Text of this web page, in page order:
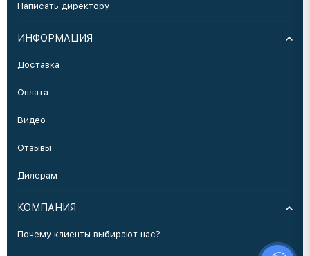
Написать директору
ИНФОРМАЦИЯ
Доставка
Оплата
Видео
Отзывы
Дилерам
КОМПАНИЯ
Почему клиенты выбирают нас?